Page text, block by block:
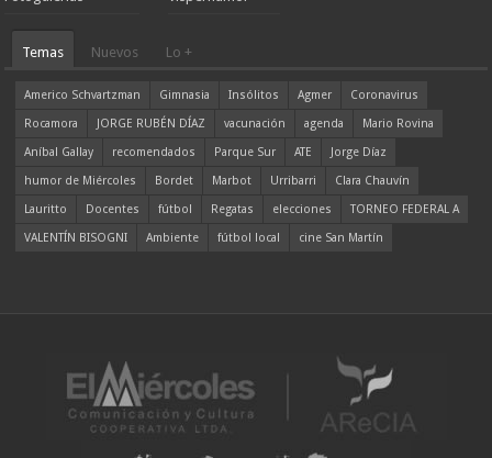
Temas Nuevos Lo +
Americo Schvartzman Gimnasia Insólitos Agmer
Coronavirus
Rocamora
JORGE RUBÉN DÍAZ vacunación agenda
Mario Rovina
Aníbal Gallay
recomendados Parque Sur ATE
Jorge Díaz
humor de Miércoles
Bordet Marbot Urribarri
Clara Chauvín
Lauritto
Docentes fútbol Regatas elecciones
TORNEO FEDERAL A
VALENTÍN BISOGNI
Ambiente fútbol local cine San Martín